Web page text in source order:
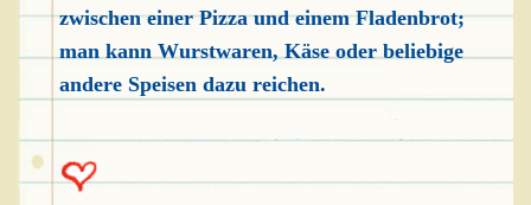
zwischen einer Pizza und einem Fladenbrot;
man kann Wurstwaren, Käse oder beliebige
andere Speisen dazu reichen.